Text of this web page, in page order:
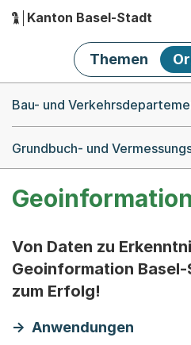
Hauptnavigation
Kanton Basel-Stadt
Themen
Bau- und
Grundbuch- und
Geoinformation
Von Daten zu
Geoinformation
zum Erfolg!
Anwendungen